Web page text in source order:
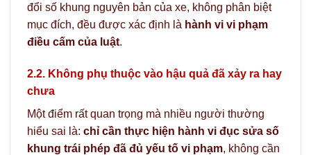
đổi số khung nguyên bản của xe, không phân biệt
mục đích, đều được xác định là hành vi vi phạm
điều cấm của luật.
2.2. Không phụ thuộc vào hậu quả đã xảy ra hay
chưa
Một điểm rất quan trọng mà nhiều người thường
hiểu sai là: chỉ cần thực hiện hành vi đục sửa số
khung trái phép đã đủ yếu tố vi phạm, không cần